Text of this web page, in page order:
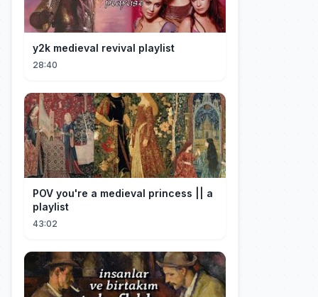
y2k medieval revival playlist
28:40
POV you're a medieval princess || a
playlist
43:02